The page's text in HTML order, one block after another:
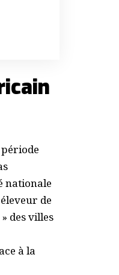
période
nationale
de
des villes
à la